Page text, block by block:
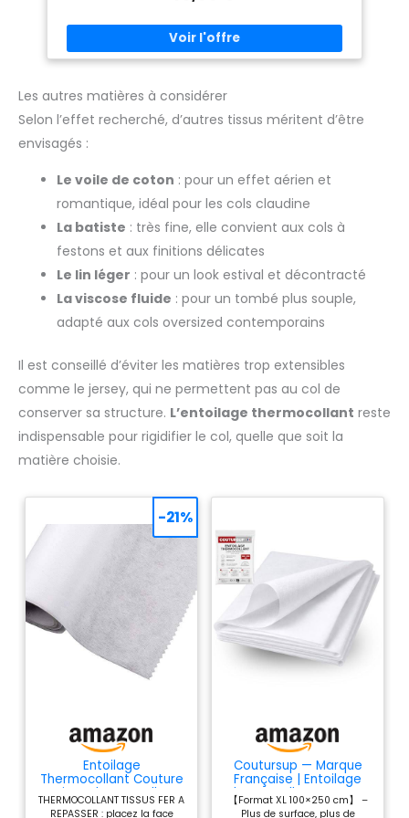
projets de couture et d'artisanat et pour la création de
couvertures, taies d'oreiller, vêtements, tunique, vêtements
pour poupées, doublures, décorations, costumes,
bonbonnières. Ce coton a une épaisseur légère qui ne
Les autres matières à considérer
Selon l’effet recherché, d’autres tissus méritent d’être
envisagés :
Le voile de coton : pour un effet aérien et
romantique, idéal pour les cols claudine
La batiste : très fine, elle convient aux cols à
festons et aux finitions délicates
Le lin léger : pour un look estival et décontracté
La viscose fluide : pour un tombé plus souple,
adapté aux cols oversized contemporains
Il est conseillé d’éviter les matières trop extensibles
comme le jersey, qui ne permettent pas au col de
conserver sa structure. L’entoilage thermocollant reste
indispensable pour rigidifier le col, quelle que soit la
matière choisie.
Entoilage
Thermocollant Couture
- Tissu Thermocollant
Blanc Non Tissé - Poids
THERMOCOLLANT TISSUS FER A
REPASSER : placez la face
-21%
Coutursup — Marque
Française | Entoilage
Thermocollant Couture
Blanc 100×250 cm |
【Format XL 100×250 cm】 –
Plus de surface, plus de